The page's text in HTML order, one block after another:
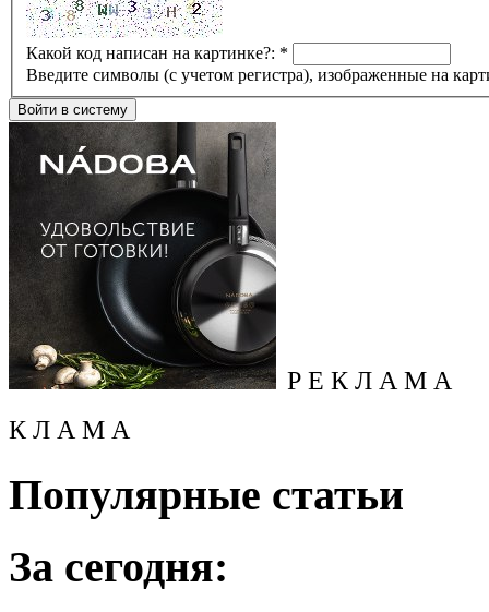
Какой код написан на картинке?: *
Введите символы (с учетом регистра), изображенные на
Р Е К Л А М А
К Л А М А
Популярные статьи
За сегодня: